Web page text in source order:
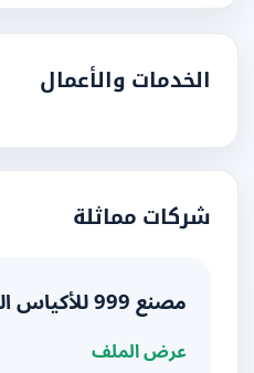
الخدمات والأعمال
شركات مماثلة
مصنع 999 للأكياس الفاخرة
عرض الملف